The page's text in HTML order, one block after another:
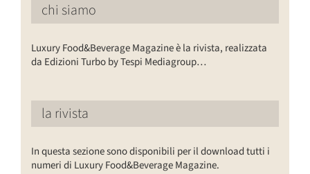
chi siamo
Luxury Food&Beverage Magazine è la rivista, realizzata
da Edizioni Turbo by Tespi Mediagroup…
la rivista
In questa sezione sono disponibili per il download tutti i
numeri di Luxury Food&Beverage Magazine.